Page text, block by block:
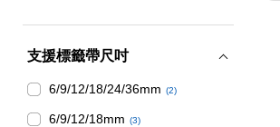
支援標籤帶尺吋
6/9/12/18/24/36mm (2)
6/9/12/18mm (3)